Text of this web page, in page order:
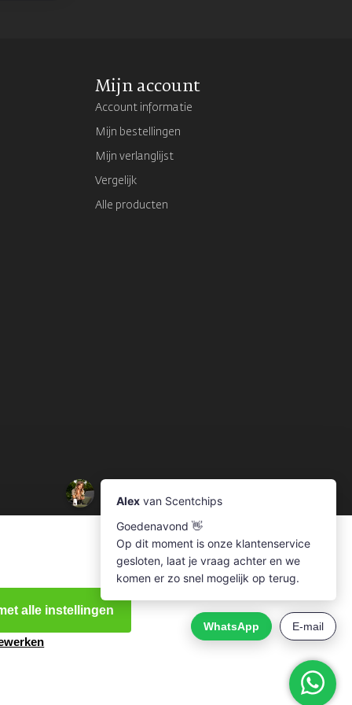
Mijn account
Account informatie
Mijn bestellingen
Mijn verlanglijst
Vergelijk
Alle producten
alle instellingen